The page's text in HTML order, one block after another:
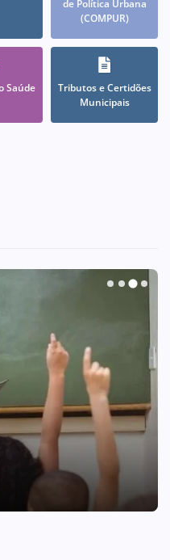
de Política Urbana
(COMPUR)
Saúde
Tributos e Certidões
Municipais
de 2026